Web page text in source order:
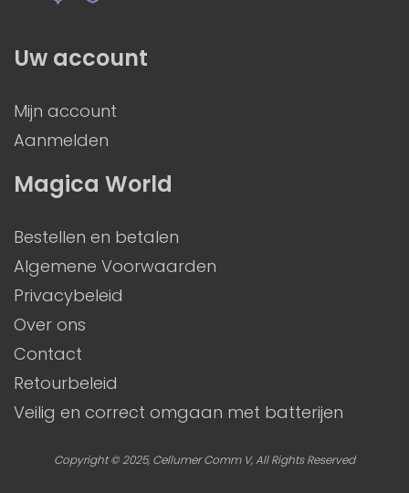
Magica World
Bestellen en betalen
Algemene Voorwaarden
Privacybeleid
Over ons
Contact
Retourbeleid
Veilig en correct omgaan met batterijen
Uw account
Mijn account
Aanmelden
Copyright © 2025, Cellumer Comm V, All Rights Reserved